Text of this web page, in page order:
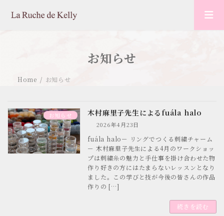
お知らせ
Home お知らせ
お知らせ 木村麻里子先生によるfuála halo
2026年4月23日
fuála halo－ リングでつくる刺繍チャーム
－ 木村麻里子先生による4月のワークショッ
プは刺繍糸の魅力と手仕事を掛け合わせた物
作り好きの方にはたまらないレッスンとなり
ました。この学びと技が今後の皆さんの作品
作りの […]
続きを読む